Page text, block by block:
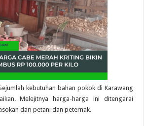
kebutuhan bahan pokok di Karawang
Melejitnya harga-harga ini ditengarai
dari petani dan peternak.